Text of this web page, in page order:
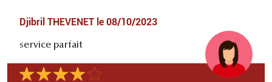
Djibril THEVENET le 08/10/2023
service parfait